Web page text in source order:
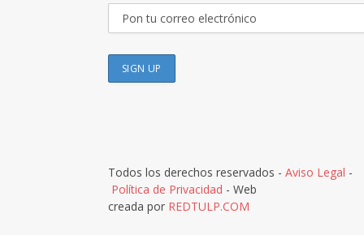
Todos los derechos reservados - Aviso Legal -
Política de Privacidad - Web
creada por REDTULP.COM